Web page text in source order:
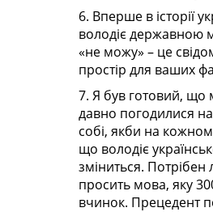
6. Вперше в історії
володіє державною
«не можу» – це
простір для ваших
7. Я був готовий, що
давно погодилися на
собі, якби на
що володіє
зміниться.
просить мова, яку
вчинок. Прецедент